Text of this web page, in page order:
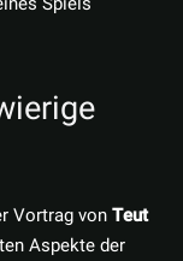
Vortrag vonTeut
Aspekte der